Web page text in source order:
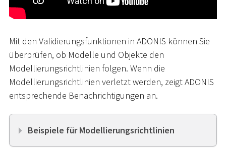
Mit den Validierungsfunktionen in ADONIS können Sie
überprüfen, ob Modelle und Objekte den
Modellierungsrichtlinien folgen. Wenn die
Modellierungsrichtlinien verletzt werden, zeigt ADONIS
entsprechende Benachrichtigungen an.
Beispiele für Modellierungsrichtlinien